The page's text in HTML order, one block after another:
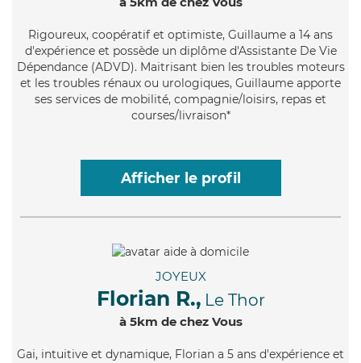
Rigoureux, coopératif et optimiste, Guillaume a 14 ans
d'expérience et possède un diplôme d'Assistante De Vie
Dépendance (ADVD). Maitrisant bien les troubles moteurs
et les troubles rénaux ou urologiques, Guillaume apporte
ses services de mobilité, compagnie/loisirs, repas et
courses/livraison*
Afficher le profil
JOYEUX
Florian R., Le Thor
à 5km de chez Vous
Gai, intuitive et dynamique, Florian a 5 ans d'expérience et